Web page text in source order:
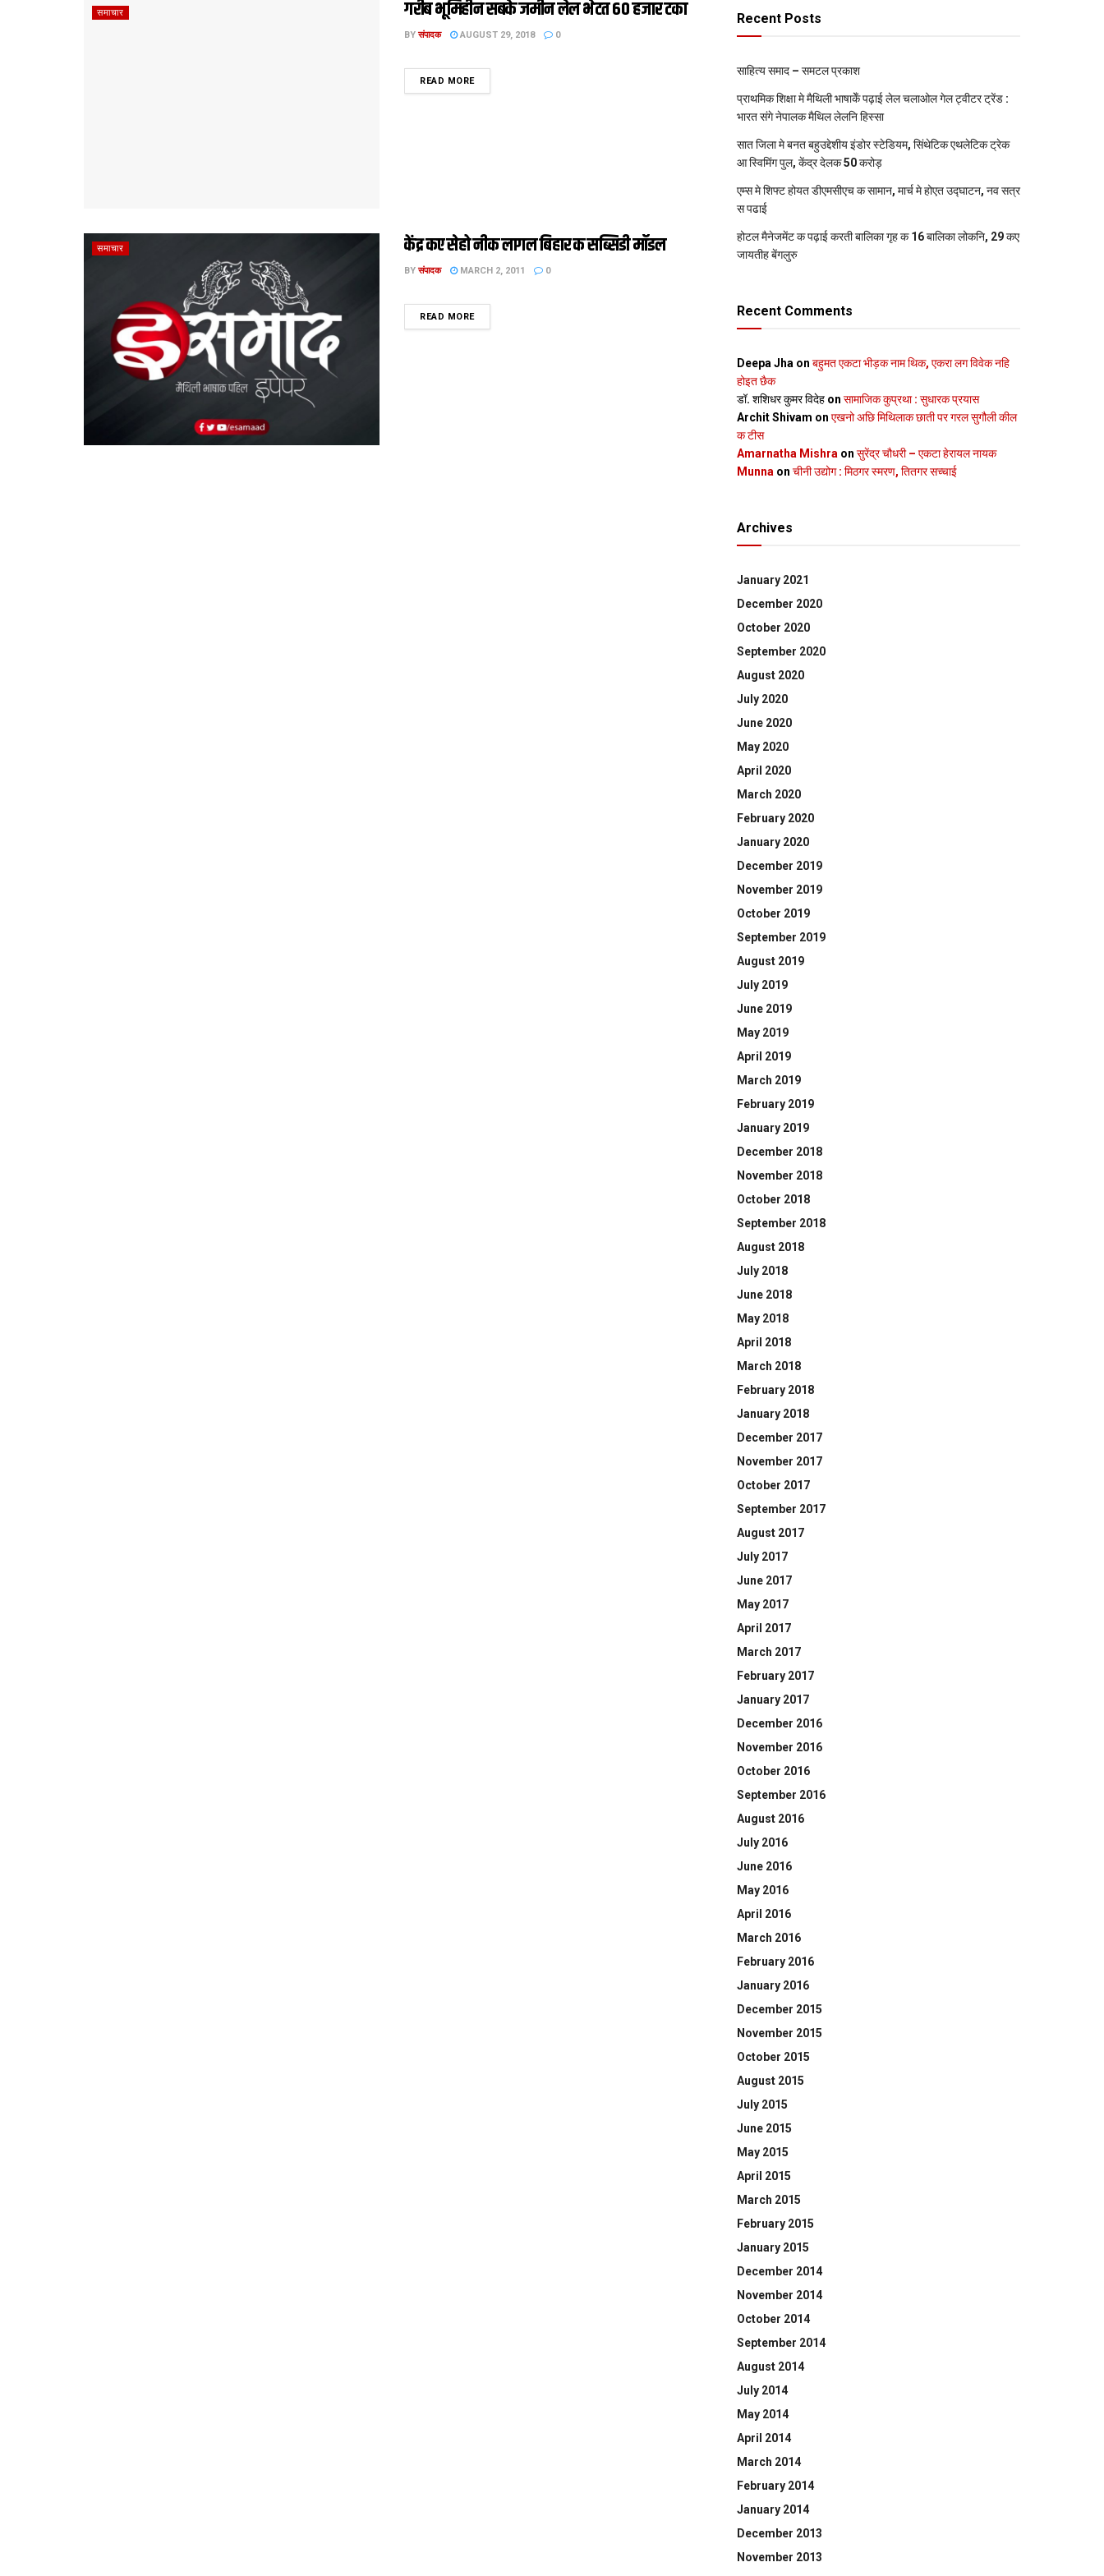
समाचार गरीब भूमिहीन सबके जमीन लेल भेटत 60 हजार टका
BY संपादक AUGUST 29, 2018 0
READ MOREDETAILS
समाचार केंद्र कए सेहो नीक लागल बिहार क सब्सिडी मॉडल
BY संपादक MARCH 2, 2011 0
READ MOREDETAILS
Recent Posts
साहित्य समाद – समटल प्रकाश
प्राथमिक शि‍क्षा मे मैथि‍ली भाषाकेँ पढ़ाई लेल चलाओल गेल ट्वीटर ट्रेंड :
भारत संगे नेपालक मैथिल लेलनि हिस्सा
सात जिला मे बनत बहुउद्देशीय इंडोर स्‍टेडि‍यम, सिंथेटिक एथलेटिक ट्रेक
आ स्विमिंग पुल, केंद्र देलक 50 करोड़
एम्स मे शिफ्ट होयत डीएमसीएच क सामान, मार्च मे होएत उद्घाटन, नव सत्र
स पढाई
होटल मैनेजमेंट क पढ़ाई करती बालिका गृह क 16 बालिका लोकनि, 29 कए
जायतीह बेंगलुरु
Recent Comments
Deepa Jha on बहुमत एकटा भीड़क नाम थिक, एकरा लग विवेक नहि
होइत छैक
डॉ. शशिधर कुमर विदेह on सामाजिक कुप्रथा : सुधारक प्रयास
Archit Shivam on एखनो अछि मिथिलाक छाती पर गरल सुगौली कील
क टीस
Amarnatha Mishra on सुरेंद्र चौधरी – एकटा हेरायल नायक
Munna on चीनी उद्योग : मिठगर स्‍मरण, तितगर सच्‍चाई
Archives
January 2021
December 2020
October 2020
September 2020
August 2020
July 2020
June 2020
May 2020
April 2020
March 2020
February 2020
January 2020
December 2019
November 2019
October 2019
September 2019
August 2019
July 2019
June 2019
May 2019
April 2019
March 2019
February 2019
January 2019
December 2018
November 2018
October 2018
September 2018
August 2018
July 2018
June 2018
May 2018
April 2018
March 2018
February 2018
January 2018
December 2017
November 2017
October 2017
September 2017
August 2017
July 2017
June 2017
May 2017
April 2017
March 2017
February 2017
January 2017
December 2016
November 2016
October 2016
September 2016
August 2016
July 2016
June 2016
May 2016
April 2016
March 2016
February 2016
January 2016
December 2015
November 2015
October 2015
August 2015
July 2015
June 2015
May 2015
April 2015
March 2015
February 2015
January 2015
December 2014
November 2014
October 2014
September 2014
August 2014
July 2014
May 2014
April 2014
March 2014
February 2014
January 2014
December 2013
November 2013